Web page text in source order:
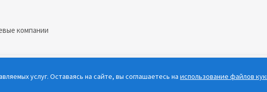
компании
сайт и все информационные материалы, каталоги, статьи и цены, размещенные на
услуг. Оставаясь на сайте, вы соглашаетесь на использование файлов